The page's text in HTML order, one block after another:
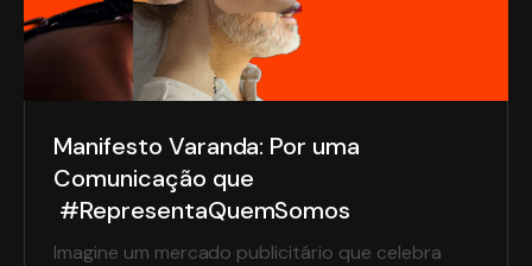
Manifesto Varanda: Por uma
Comunicação que
#RepresentaQuemSomos
Imagine um mercado publicitário que celebra